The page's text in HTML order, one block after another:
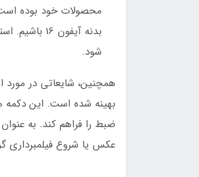
محصولات خود بوده است.
بدنه
شود.
بهینه شده است. این دکمه
ضبط را فراهم کند. به
عکس یا شروع فیلمبرداری